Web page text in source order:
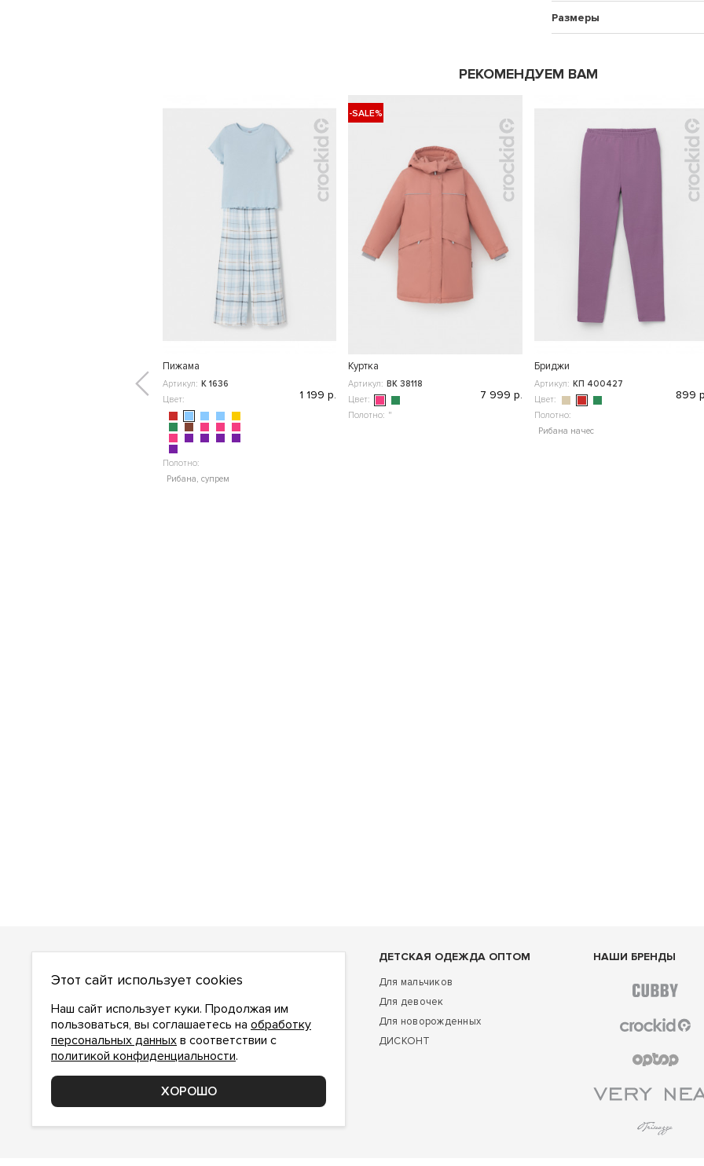
Размеры
РЕКОМЕНДУЕМ ВАМ
Пижама
Артикул: К 1636
Цвет:
Полотно:
Рибана, супрем
1 199 р.
-SALE%
Куртка
Артикул: ВК 38118
Цвет:
Полотно: "
7 999 р.
Бриджи
Артикул: КП 400427
Цвет:
Полотно:
Рибана начес
899
О НАС
О компании
Как сделать заказ
Условия работы
Доставка и оплата
Возврат
ДЕТСКАЯ ОДЕЖДА ОПТОМ
Для мальчиков
Для девочек
Для новорожденных
ДИСКОНТ
НАШИ БРЕНДЫ
Этот сайт использует cookies
Наш сайт использует куки. Продолжая им
пользоваться, вы соглашаетесь на обработку
персональных данных в соответствии с
политикой конфиденциальности.
ХОРОШО